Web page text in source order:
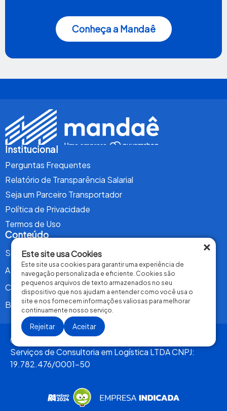
Conheça a Mandaê
Institucional
Perguntas Frequentes
Relatório de Transparência Salarial
Seja um Parceiro Transportador
Política de Privacidade
Termos de Uso
Conteúdo
Serviços
A Mandaê
Contrate Agora
Blog
Ⓒ 2024 Todos os direitos reservados. Mandaê
Serviços de Consultoria em Logística LTDA CNPJ:
19.782.476/0001-50
×
Este site usa Cookies
Este site usa cookies para garantir uma experiência de
navegação personalizada e eficiente. Cookies são
pequenos arquivos de texto armazenados no seu
dispositivo que nos ajudam a entender como você usa o
site e nos fornecem informações valiosas para melhorar
continuamente nosso serviço.
Rejeitar Aceitar